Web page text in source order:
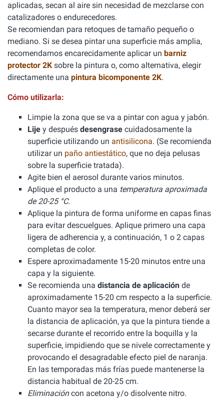
aplicadas, secan al aire sin necesidad de mezclarse con
catalizadores o endurecedores.
Se recomiendan para retoques de tamaño pequeño o
mediano. Si se desea pintar una superficie más amplia,
recomendamos encarecidamente aplicar un barniz
protector 2K sobre la pintura o, como alternativa, elegir
directamente una pintura bicomponente 2K.
Cómo utilizarla:
Limpie la zona que se va a pintar con agua y jabón.
Lije y después desengrase cuidadosamente la
superficie utilizando un antisilicona. (Se recomienda
utilizar un paño antiestático, que no deja pelusas
sobre la superficie tratada).
Agite bien el aerosol durante varios minutos.
Aplique el producto a una temperatura aproximada
de 20-25 °C.
Aplique la pintura de forma uniforme en capas finas
para evitar descuelgues. Aplique primero una capa
ligera de adherencia y, a continuación, 1 o 2 capas
completas de color.
Espere aproximadamente 15-20 minutos entre una
capa y la siguiente.
Se recomienda una distancia de aplicación de
aproximadamente 15-20 cm respecto a la superficie.
Cuanto mayor sea la temperatura, menor deberá ser
la distancia de aplicación, ya que la pintura tiende a
secarse durante el recorrido entre la boquilla y la
superficie, impidiendo que se nivele correctamente y
provocando el desagradable efecto piel de naranja.
En las temporadas más frías puede mantenerse la
distancia habitual de 20-25 cm.
Eliminacióncon acetona y/o disolvente nitro.